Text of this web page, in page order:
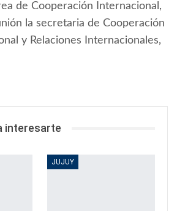
de Cooperación Internacional,
la secretaria de Cooperación
y Relaciones Internacionales,
interesarte
JUJUY